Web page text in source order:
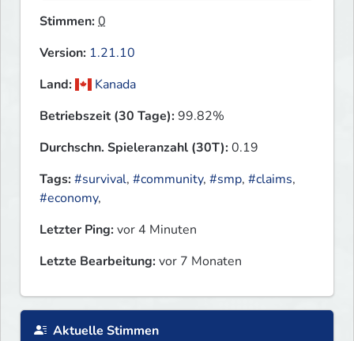
Stimmen:0
Version: 1.21.10
Land:
Kanada
Betriebszeit (30 Tage):99.82%
Durchschn. Spieleranzahl (30T):0.19
Tags:#survival, #community, #smp, #claims,
#economy,
Letzter Ping:vor 4 Minuten
Letzte Bearbeitung:vor 7 Monaten
Aktuelle Stimmen